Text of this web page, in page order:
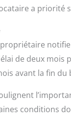
a priorité
de deux mois
avant la fin
conditions